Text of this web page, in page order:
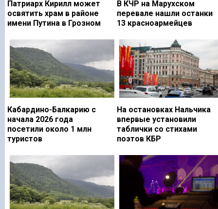
Патриарх Кирилл может
освятить храм в районе
имени Путина в Грозном
В КЧР на Марухском
перевале нашли останки
13 красноармейцев
Кабардино-Балкарию с
начала 2026 года
посетили около 1 млн
туристов
На остановках Нальчика
впервые установили
таблички со стихами
поэтов КБР